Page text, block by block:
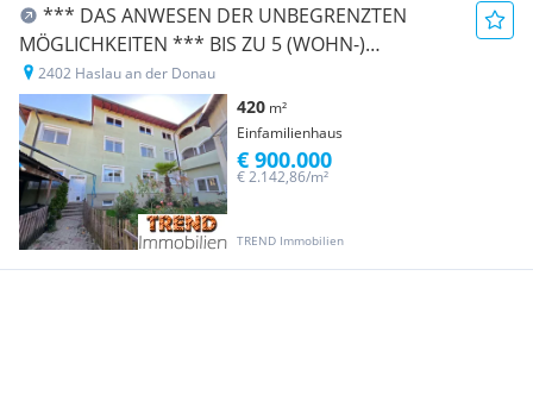
*** DAS ANWESEN DER UNBEGRENZTEN
MÖGLICHKEITEN *** BIS ZU 5 (WOHN-)
EINHEITEN + GROSSE HALLE ***
2402 Haslau an der Donau
420 m²
Einfamilienhaus
TREND Immobilien
€ 2.142,86/m²
€ 900.000